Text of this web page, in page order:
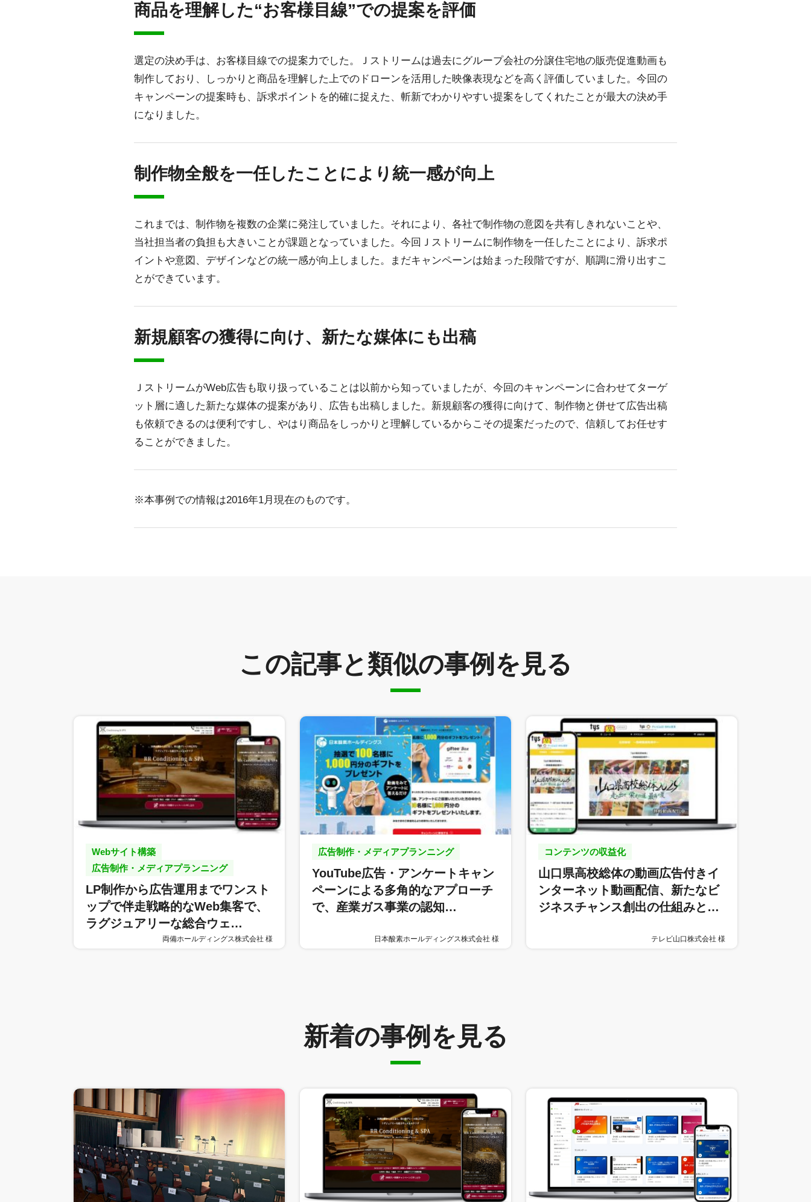
商品を理解した“お客様目線”での提案を評価
選定の決め手は、お客様目線での提案力でした。Ｊストリームは過去にグループ会社の分譲住宅地の販売促進動画も
制作しており、しっかりと商品を理解した上でのドローンを活用した映像表現などを高く評価していました。今回の
キャンペーンの提案時も、訴求ポイントを的確に捉えた、斬新でわかりやすい提案をしてくれたことが最大の決め手
になりました。
制作物全般を一任したことにより統一感が向上
これまでは、制作物を複数の企業に発注していました。それにより、各社で制作物の意図を共有しきれないことや、
当社担当者の負担も大きいことが課題となっていました。今回Ｊストリームに制作物を一任したことにより、訴求ポ
イントや意図、デザインなどの統一感が向上しました。まだキャンペーンは始まった段階ですが、順調に滑り出すこ
とができています。
新規顧客の獲得に向け、新たな媒体にも出稿
ＪストリームがWeb広告も取り扱っていることは以前から知っていましたが、今回のキャンペーンに合わせてターゲ
ット層に適した新たな媒体の提案があり、広告も出稿しました。新規顧客の獲得に向けて、制作物と併せて広告出稿
も依頼できるのは便利ですし、やはり商品をしっかりと理解しているからこその提案だったので、信頼してお任せす
ることができました。
※本事例での情報は2016年1月現在のものです。
この記事と類似の事例を見る
Webサイト構築
広告制作・メディアプランニング
LP制作から広告運用までワンスト
ップで伴走戦略的なWeb集客で、
ラグジュアリーな総合ウェ…
両備ホールディングス株式会社 様
広告制作・メディアプランニング
YouTube広告・アンケートキャン
ペーンによる多角的なアプローチ
で、産業ガス事業の認知…
日本酸素ホールディングス株式会社 様
コンテンツの収益化
山口県高校総体の動画広告付きイ
ンターネット動画配信、新たなビ
ジネスチャンス創出の仕組みと…
テレビ山口株式会社 様
新着の事例を見る